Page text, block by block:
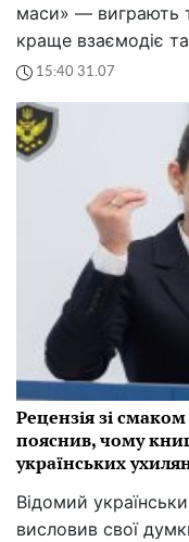
маси» — виграють
краще взаємодіє
15:40 31.07
Рецензія зі
пояснив, чому
українських
Відомий
висловив свої